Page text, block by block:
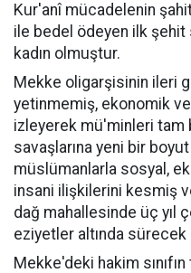
Kur'anî mücadelenin
ile bedel ödeyen ilk şehit
kadın olmuştur.
Mekke oligarşisinin ileri
yetinmemiş, ekonomik
izleyerek mü'minleri tam
savaşlarına yeni bir
müslümanlarla sosyal,
insani ilişkilerini kesmiş
dağ mahallesinde üç yıl
eziyetler altında sürecek
Mekke'deki hakim